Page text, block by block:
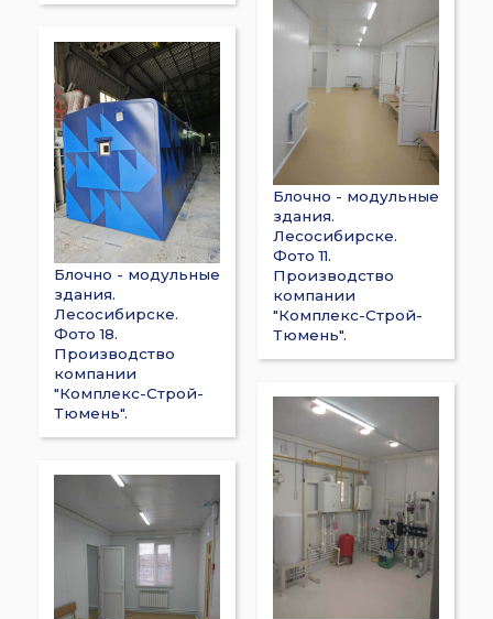
Блочно - модульные
здания.
Лесосибирске.
Фото 18.
Производство
компании
"Комплекс-Строй-
Тюмень".
Блочно - модульные
здания.
Лесосибирске.
Фото 11.
Производство
компании
"Комплекс-Строй-
Тюмень".